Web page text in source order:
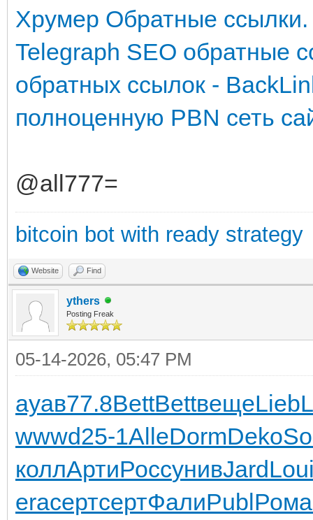
Хрумер Обратные ссылки.
Telegraph SEO обратные
обратных ссылок -
полноценную PBN сеть
@all777=
bitcoin bot with ready strategy
Website Find
ythers
Posting Freak
05-14-2026, 05:47 PM
ауав77.8BettBettвещеLieb
wwwd25-1AlleDormDeko
коллАртиРоссунивJard
eraсертсертФалиPublРома